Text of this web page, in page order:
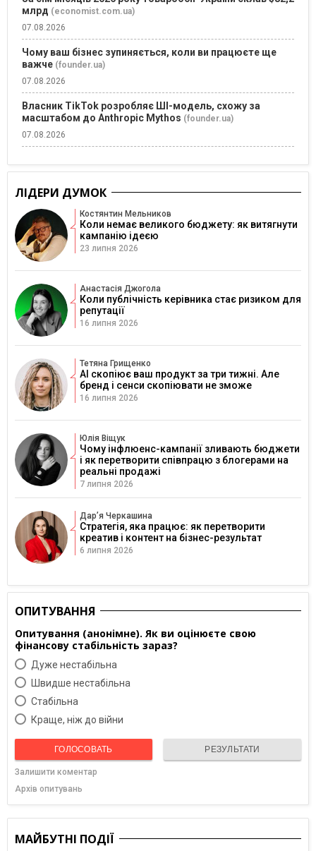
млрд (economist.com.ua)
07.08.2026
Чому ваш бізнес зупиняється, коли ви працюєте ще
важче (founder.ua)
07.08.2026
Власник TikTok розробляє ШІ-модель, схожу за
масштабом до Anthropic Mythos (founder.ua)
07.08.2026
ЛІДЕРИ ДУМОК
Костянтин Мельников
Коли немає великого бюджету: як витягнути
кампанію ідеєю
23 липня 2026
Анастасія Джогола
Коли публічність керівника стає ризиком для
репутації
16 липня 2026
Тетяна Грищенко
AI скопіює ваш продукт за три тижні. Але
бренд і сенси скопіювати не зможе
16 липня 2026
Юлія Віщук
Чому інфлюенс-кампанії зливають бюджети
і як перетворити співпрацю з блогерами на
реальні продажі
7 липня 2026
Дарʼя Черкашина
Стратегія, яка працює: як перетворити
креатив і контент на бізнес-результат
6 липня 2026
ОПИТУВАННЯ
Опитування (анонімне). Як ви оцінюєте свою
фінансову стабільність зараз?
Дуже нестабільна
Швидше нестабільна
Cтабільна
Краще, ніж до війни
ГОЛОСОВАТЬ РЕЗУЛЬТАТИ
Залишити коментар
Архів опитувань
МАЙБУТНІ ПОДІЇ